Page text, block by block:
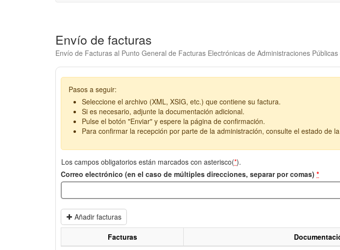
Envío de facturas
Envío de Facturas al Punto General de Facturas Electrónicas de Administraciones
Pasos a seguir:
Seleccione el archivo (XML, XSIG, etc.) que contiene su factura.
Si es necesario, adjunte la documentación adicional.
Pulse el botón "Enviar" y espere la página de confirmación.
Para confirmar la recepción por parte de la administración, consulte el estado de
Los campos obligatorios están marcados con asterisco(*).
Correo electrónico (en el caso de múltiples direcciones, separar por comas) *
Añadir facturas
Facturas